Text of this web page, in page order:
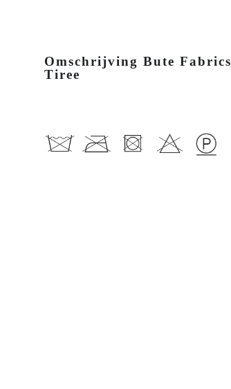
Omschrijving Bute Fabrics
Tiree